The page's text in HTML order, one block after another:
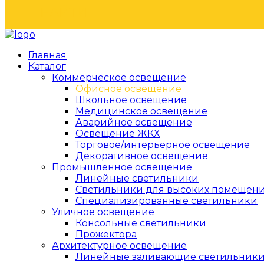
Главная
Каталог
Коммерческое освещение
Офисное освещение
Школьное освещение
Медицинское освещение
Аварийное освещение
Освещение ЖКХ
Торговое/интерьерное освещение
Декоративное освещение
Промышленное освещение
Линейные светильники
Светильники для высоких
Специализированные светильники
Уличное освещение
Консольные светильники
Прожектора
Архитектурное освещение
Линейные заливающие